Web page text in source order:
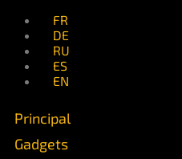
FR
DE
RU
ES
EN
Principal
Gadgets